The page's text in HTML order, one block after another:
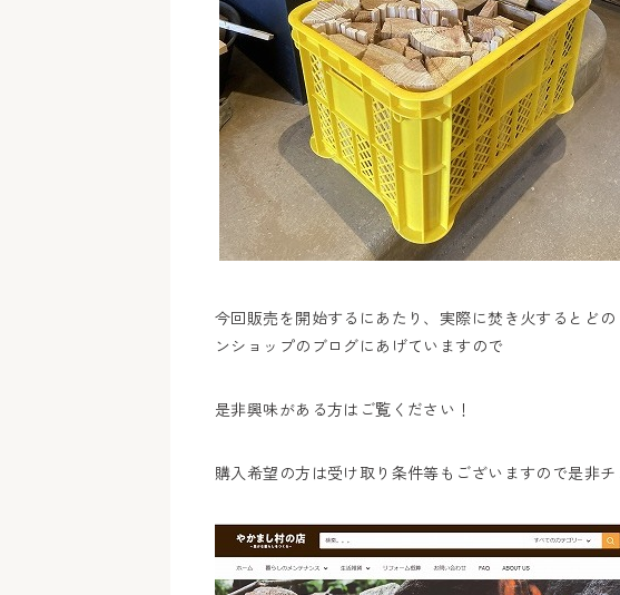
今回販売を開始するにあたり、実際に焚き火するとど
ンショップのブログにあげていますので
是非興味がある方はご覧ください！
購入希望の方は受け取り条件等もございますので是非チ